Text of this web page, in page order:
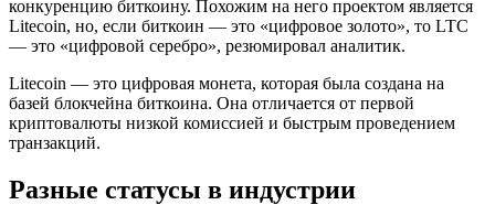
конкуренцию биткоину. Похожим на него проектом является
Litecoin, но, если биткоин — это «цифровое золото», то LTC
— это «цифровой серебро», резюмировал аналитик.
Litecoin — это цифровая монета, которая была создана на
базей блокчейна биткоина. Она отличается от первой
криптовалюты низкой комиссией и быстрым проведением
транзакций.
Разные статусы в индустрии